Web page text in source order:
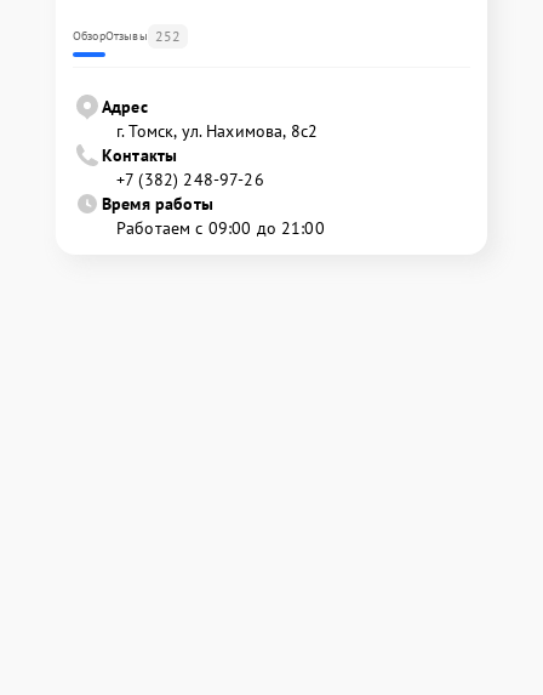
ОбзорОтзывы 252
Адрес
г. Томск, ул. Нахимова, 8с2
Контакты
+7 (382) 248-97-26
Время работы
Работаем с 09:00 до 21:00